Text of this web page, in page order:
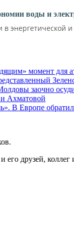
воды и
энергетической и
момент
заочно
Ахматовой
В Европе
его друзей,